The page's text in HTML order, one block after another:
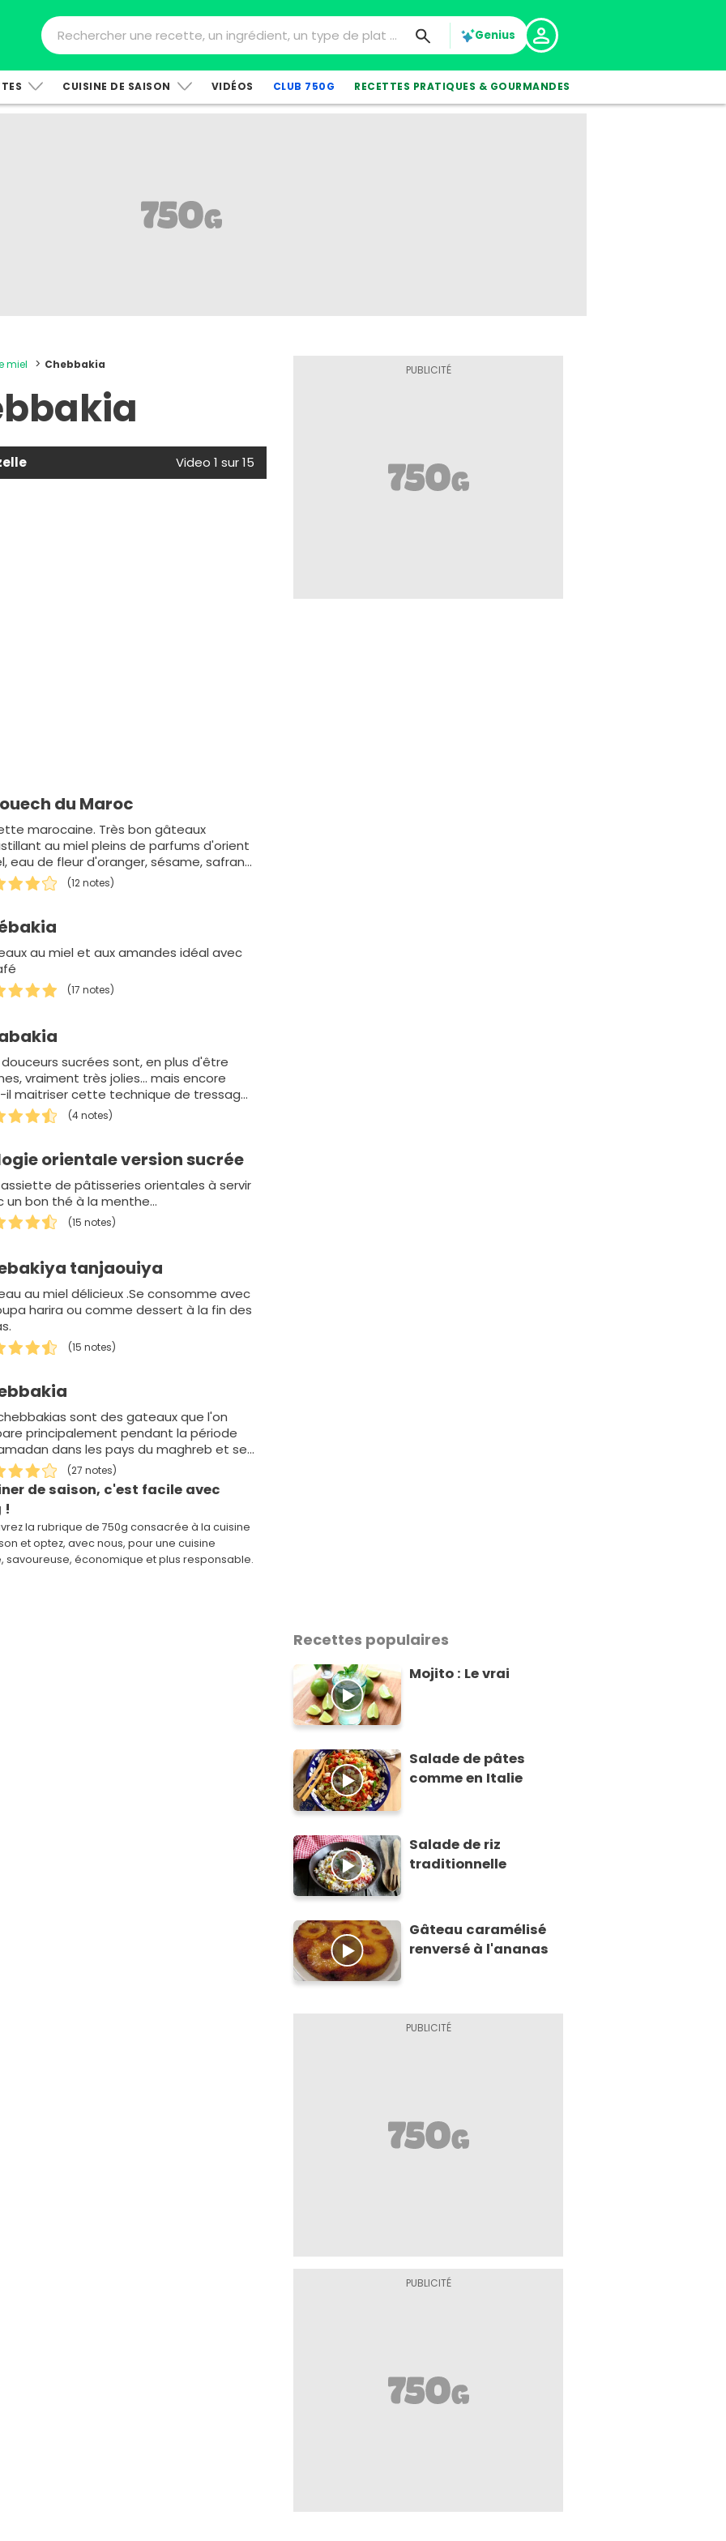
Genius
CUISINE DE SAISON VIDÉOS CLUB 750G RECETTES PRATIQUES & GOURMANDES
miel Chebbakia
Video 1 sur 15
du Maroc
marocaine. Très bon gâteaux
au miel pleins de parfums d'orient
eau de fleur d'oranger, sésame, safran)
sont souvent poser lo…
(12 notes)
au miel et aux amandes idéal avec
(17 notes)
sucrées sont, en plus d'être
vraiment très jolies... mais encore
il maitriser cette technique de tressage
vous l'avez compris... je…
(4 notes)
orientale version sucrée
de pâtisseries orientales à servir
un bon thé à la menthe...
(15 notes)
tanjaouiya
au miel délicieux .Se consomme avec
harira ou comme dessert à la fin des
(15 notes)
sont des gateaux que l'on
principalement pendant la période
dans les pays du maghreb et se
avec la harira (soupe).
(27 notes)
de saison, c'est facile avec
!
la rubrique de 750g consacrée à la cuisine
et optez, avec nous, pour une cuisine
savoureuse, économique et plus responsable.
Recettes populaires
Mojito : Le vrai
Salade de pâtes
comme en Italie
Salade de riz
traditionnelle
Gâteau caramélisé
renversé à l'ananas